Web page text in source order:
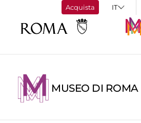
Acquista
MUSEO DI ROMA